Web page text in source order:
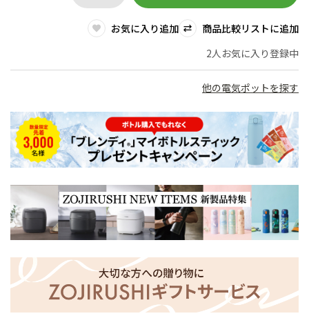
お気に入り追加
商品比較リストに追加
2人お気に入り登録中
他の電気ポットを探す